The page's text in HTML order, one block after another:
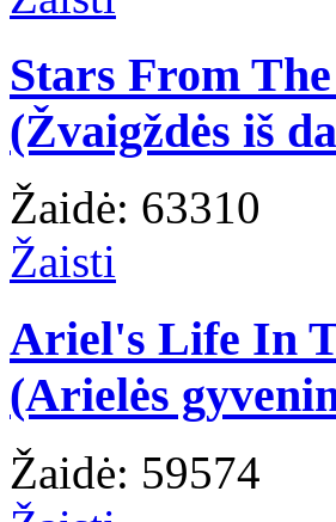
Stars From
(Žvaigždės iš
Žaidė: 63310
Žaisti
Ariel's Life In
(Arielės
Žaidė: 59574